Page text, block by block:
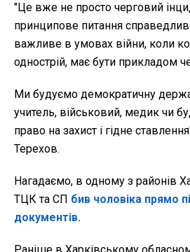
"Це вже не просто черговий
принципове питання
важливе в умовах війни, коли
однострій, має бути прикладом
Ми будуємо демократичну
учитель, військовий, медик чи
право на захист і гідне
Терехов.
Нагадаємо, в одному з районів
ТЦК та СП бив чоловіка прямо
документів.